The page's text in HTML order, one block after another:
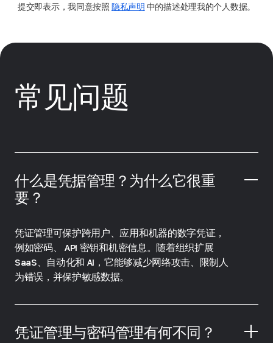
提交即表示，我同意按照 隐私声明 中的描述处理我的个人数据。
常见问题
什么是凭据管理？为什么它很重
要？
凭证管理可保护跨用户、应用和机器的数字凭证，
例如密码、 API 密钥和机密信息。随着组织扩展
SaaS、自动化和 AI，它能够减少网络攻击、限制人
为错误，并保护敏感数据。
凭证管理与密码管理有何不同？